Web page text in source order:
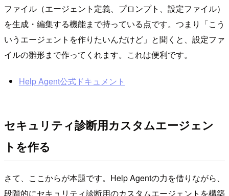
ファイル（エージェント定義、プロンプト、設定ファイル）
を生成・編集する機能まで持っている点です。つまり「こう
いうエージェントを作りたいんだけど」と聞くと、設定ファ
イルの雛形まで作ってくれます。これは便利です。
Help Agent公式ドキュメント
セキュリティ診断用カスタムエージェン
トを作る
さて、ここからが本題です。Help Agentの力を借りながら、
段階的にセキュリティ診断用のカスタムエージェントを構築